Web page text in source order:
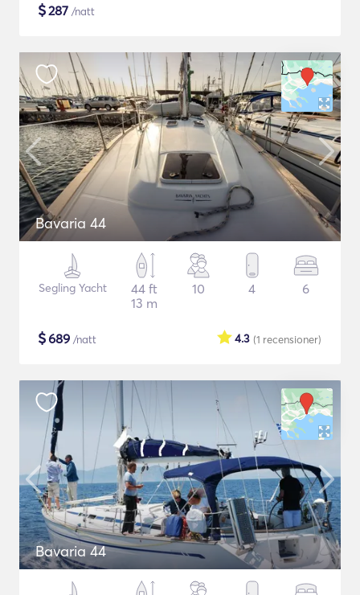
$287 /natt
Bavaria 44
Segling Yacht
44 ft
13 m
10 4 6
$689 /natt (1 recensioner)
4.3
Bavaria 44